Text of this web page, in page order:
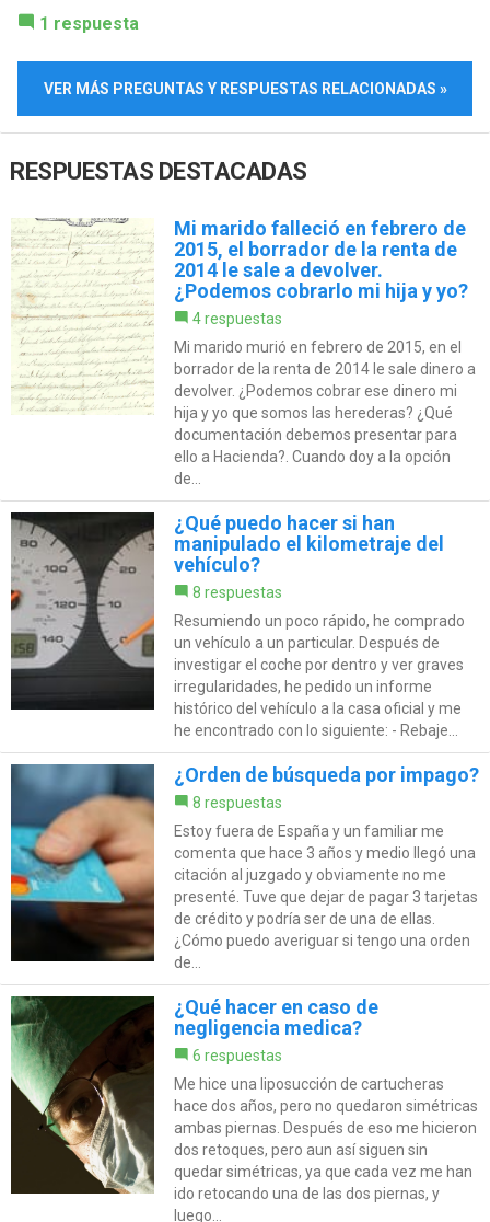
1 respuesta
VER MÁS PREGUNTAS Y RESPUESTAS RELACIONADAS »
RESPUESTAS DESTACADAS
Mi marido falleció en febrero de
2015, el borrador de la renta de
2014 le sale a devolver.
¿Podemos cobrarlo mi hija y yo?
4 respuestas
Mi marido murió en febrero de 2015, en el
borrador de la renta de 2014 le sale dinero a
devolver. ¿Podemos cobrar ese dinero mi
hija y yo que somos las herederas? ¿Qué
documentación debemos presentar para
ello a Hacienda?. Cuando doy a la opción
de...
¿Qué puedo hacer si han
manipulado el kilometraje del
vehículo?
8 respuestas
Resumiendo un poco rápido, he comprado
un vehículo a un particular. Después de
investigar el coche por dentro y ver graves
irregularidades, he pedido un informe
histórico del vehículo a la casa oficial y me
he encontrado con lo siguiente: - Rebaje...
¿Orden de búsqueda por impago?
8 respuestas
Estoy fuera de España y un familiar me
comenta que hace 3 años y medio llegó una
citación al juzgado y obviamente no me
presenté. Tuve que dejar de pagar 3 tarjetas
de crédito y podría ser de una de ellas.
¿Cómo puedo averiguar si tengo una orden
de...
¿Qué hacer en caso de
negligencia medica?
6 respuestas
Me hice una liposucción de cartucheras
hace dos años, pero no quedaron simétricas
ambas piernas. Después de eso me hicieron
dos retoques, pero aun así siguen sin
quedar simétricas, ya que cada vez me han
ido retocando una de las dos piernas, y
luego...